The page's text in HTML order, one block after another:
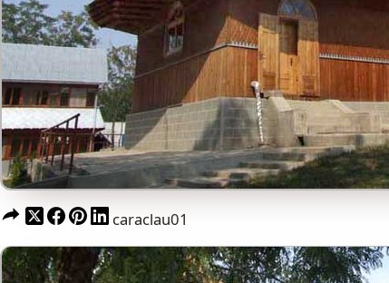
caraclau01